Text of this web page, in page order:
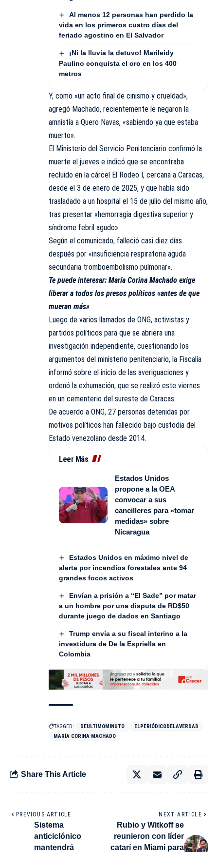
Al menos 12 personas han perdido la
vida en los primeros cuatro días del
feriado agostino en El Salvador
¡Ni la lluvia la detuvo! Marileidy
Paulino conquista el oro en los 400
metros
Y, como «un acto final de cinismo y crueldad»,
agregó Machado, recientemente le negaron la
amnistía a Quero Navas, «sabiendo ya que estaba
muerto».
El Ministerio del Servicio Penitenciario confirmó la
muerte el jueves e indicó que se encontraba
recluido en la cárcel El Rodeo I, cercana a Caracas,
desde el 3 de enero de 2025, y que había sido
trasladado a un hospital el 15 de julio del mismo año,
tras presentar «hemorragia digestiva superior y
síndrome febril agudo».
Según el comunicado, falleció casi diez días
después por «insuficiencia respiratoria aguda
secundaria tromboembolismo pulmonar».
Te puede interesar: María Corina Machado exige
liberar a todos los presos políticos «antes de que
mueran más»
Luego de varios llamados de ONG, activistas y
partidos políticos para que se abriera una
investigación independiente, cuestionando los
argumentos del ministerio penitenciario, la Fiscalía
informó sobre el inicio de las averiguaciones y
ordenó la exhumación, que se realizó este viernes
en un cementerio del sureste de Caracas.
De acuerdo a ONG, 27 personas detenidas por
motivos políticos han fallecido bajo custodia del
Estado venezolano desde 2014.
Leer Más
Estados Unidos
propone a la OEA
convocar a sus
cancilleres para «tomar
medidas» sobre
Nicaragua
Estados Unidos en máximo nivel de
alerta por incendios forestales ante 94
grandes focos activos
Envían a prisión a “El Sade” por matar
a un hombre por una disputa de RD$50
durante juego de dados en Santiago
Trump envía a su fiscal interino a la
investidura de De la Espriella en
Colombia
TAGGED: DEULTIMOMINUTO
ELPERIÓDICODELAVERDAD
MARÍA CORINA MACHADO
Share This Article
PREVIOUS ARTICLE
Sistema
anticiclónico
mantendrá
NEXT ARTICLE
Rubio y Witkoff se
reunieron con líder
catarí en Miami para